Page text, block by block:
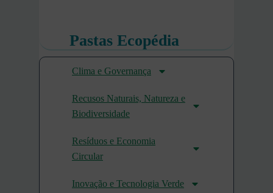
Pastas Ecopédia
Clima e Governança
Recusos Naturais, Natureza e
Biodiversidade
Resíduos e Economia
Circular
Inovação e Tecnologia Verde